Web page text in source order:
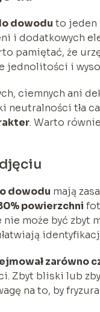
dowodu to jeden
i dodatkowych
pamiętać, że
jednolitości i
ciemnych ani
neutralności tła
. Warto
dowodu mają
powierzchni
może być zbyt
zarówno
Zbyt bliski lub
na to, by fryzura